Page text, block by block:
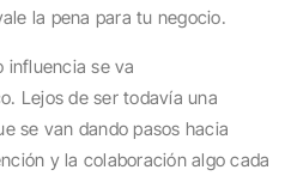
la pena para tu negocio.
influencia se va
Lejos de ser todavía una
se van dando pasos hacia
y la colaboración algo cada